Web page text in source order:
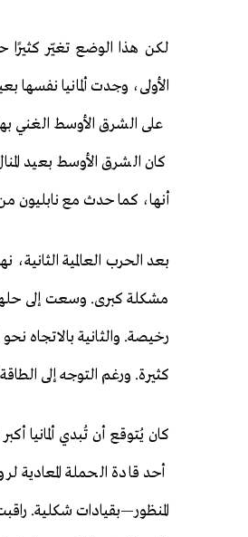
لكن هذا الوضع تغيّر كثيرًا
الأولى، وجدت ألمانيا
على الشرق الأوسط الغني
كان الشرق الأوسط بعيد
أنها، كما حدث مع نابليون
بعد الحرب العالمية
مشكلة كبرى. وسعت إلى حلها
رخيصة. والثانية بالاتجاه
كثيرة. ورغم التوجه إلى
كان يُتوقع أن تُبدي ألمانيا
أحد قادة الحملة
المنظور—بقيادات شكلية.